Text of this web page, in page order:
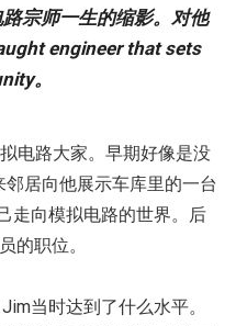
宗师一生的缩影。对他
engineer that sets
。
电路大家。早期好像是没
居向他展示车库里的一台
走向模拟电路的世界。后
的职位。
当时达到了什么水平。